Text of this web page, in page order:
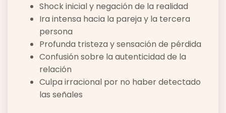
Shock inicial y negación de la realidad
Ira intensa hacia la pareja y la tercera
persona
Profunda tristeza y sensación de pérdida
Confusión sobre la autenticidad de la
relación
Culpa irracional por no haber detectado
las señales